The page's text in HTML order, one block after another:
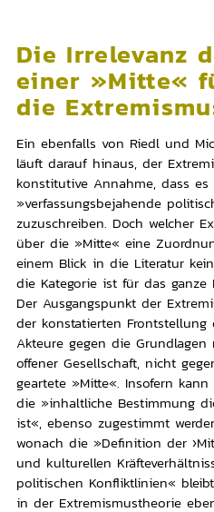
Die Irrelevanz
einer »Mitte«
die
Ein ebenfalls von Riedl und
läuft darauf hinaus, der
konstitutive Annahme, dass es
»verfassungsbejahende
zuzuschreiben. Doch welcher
über die »Mitte« eine
einem Blick in die Literatur
die Kategorie ist für das ganze
Der Ausgangspunkt der
der konstatierten Frontstellung
Akteure gegen die
offener Gesellschaft, nicht
geartete »Mitte«. Insofern
die »inhaltliche Bestimmung
ist«, ebenso zugestimmt
wonach die »Definition der
und kulturellen
politischen Konfliktlinien«
in der Extremismustheorie